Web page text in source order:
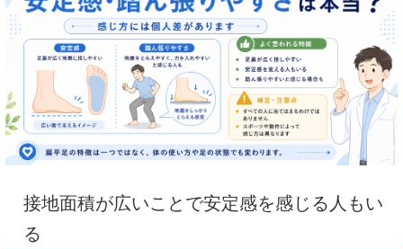
接地面積が広いことで安定感を感じる人もい
る